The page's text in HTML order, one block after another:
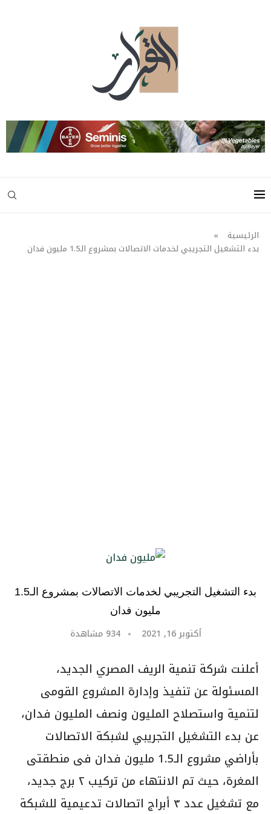
الرئيسية
»
بدء التشغيل التجريبي لخدمات الاتصالات بمشروع الـ1.5 مليون فدان
بدء التشغيل التجريبي لخدمات الاتصالات بمشروع الـ1.5
مليون فدان
أكتوبر 16, 2021 934 مشاهدة
أعلنت شركة تنمية الريف المصري الجديد،
المسئولة عن تنفيذ وإدارة المشروع القومى
لتنمية واستصلاح المليون ونصف المليون فدان،
عن بدء التشغيل التجريبي لشبكة الاتصالات
بأراضي مشروع الـ1.5 مليون فدان فى منطقتى
المغرة، حيث تم الانتهاء من تركيب ٢ برج جديد،
مع تشغيل عدد ٣ أبراج اتصالات تدعيمية للشبكة